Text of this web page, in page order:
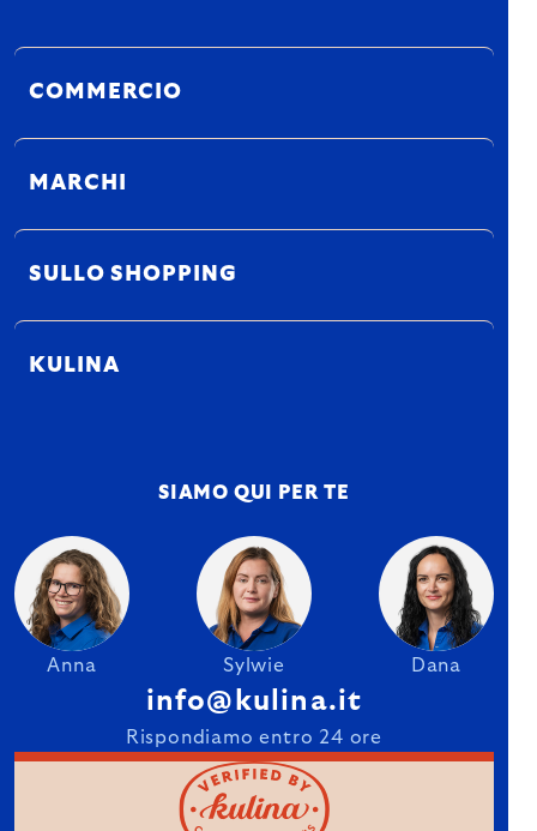
COMMERCIO
MARCHI
SULLO SHOPPING
KULINA
SIAMO QUI PER TE
Anna Sylwie Dana
info@kulina.it
Rispondiamo entro 24 ore